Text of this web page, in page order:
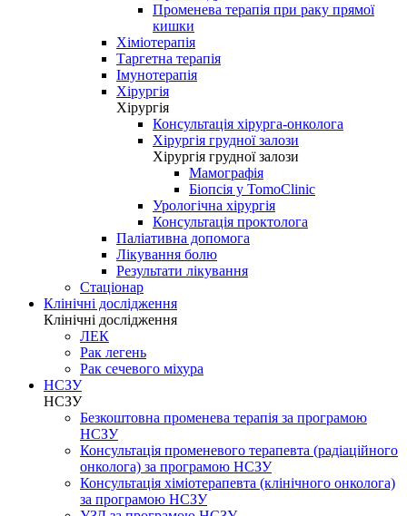
Променева терапія при раку прямої
кишки
Хіміотерапія
Таргетна терапія
Імунотерапія
Хірургія
Хірургія
Консультація хірурга-онколога
Хірургія грудної залози
Хірургія грудної залози
Мамографія
Біопсія у TomoClinic
Урологічна хірургія
Консультація проктолога
Паліативна допомога
Лікування болю
Результати лікування
Стаціонар
Клінічні дослідження
Клінічні дослідження
ЛЕК
Рак легень
Рак сечевого міхура
НСЗУ
НСЗУ
Безкоштовна променева терапія за програмою
НСЗУ
Консультація променевого терапевта (радіаційного
онколога) за програмою НСЗУ
Консультація хіміотерапевта (клінічного онколога)
за програмою НСЗУ